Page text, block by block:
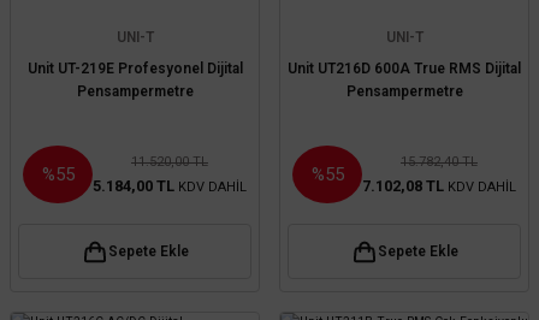
UNI-T
Unit UT-219E Profesyonel Dijital
Pensampermetre
%55
11.520,00 TL
5.184,00 TL KDV DAHİL
Sepete Ekle
UNI-T
Unit UT216D 600A True RMS Dijital
Pensampermetre
%55
15.782,40 TL
7.102,08 TL KDV DAHİL
Sepete Ekle